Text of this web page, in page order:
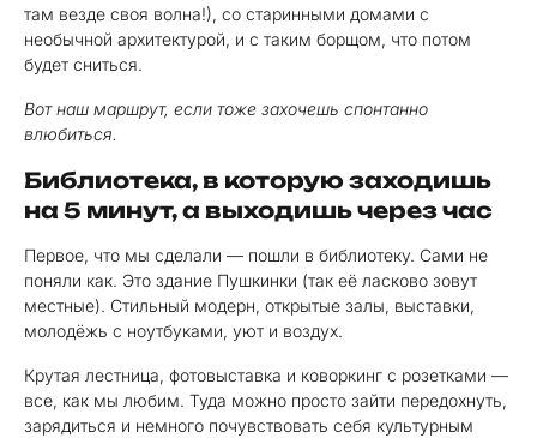
там везде своя волна!), со старинными домами с
необычной архитектурой, и с таким борщом, что потом
будет сниться.
Вот наш маршрут, если тоже захочешь спонтанно
влюбиться.
Библиотека, в которую заходишь
на 5 минут, а выходишь через час
Первое, что мы сделали — пошли в библиотеку. Сами не
поняли как. Это здание Пушкинки (так её ласково зовут
местные). Стильный модерн, открытые залы, выставки,
молодёжь с ноутбуками, уют и воздух.
Крутая лестница, фотовыставка и коворкинг с розетками —
все, как мы любим. Туда можно просто зайти передохнуть,
зарядиться и немного почувствовать себя культурным